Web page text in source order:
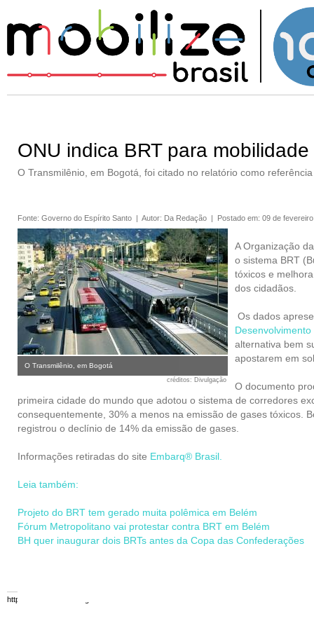
ONU indica BRT para
O Transmilênio, em Bogotá, foi citado no relatório como
Fonte: Governo do Espírito Santo | Autor: Da Redação | Postado em: 09 de
O Transmilênio, em Bogotá
créditos: Divulgação
A Organização
o sistema BRT
tóxicos e
dos cidadãos.
Os dados
alternativa bem
apostarem em
O documento
primeira cidade do mundo que adotou o sistema de corredores
consequentemente, 30% a menos na emissão de gases tóxicos.
registrou o declínio de 14% da emissão de gases.
Informações retiradas do site Embarq® Brasil.
Leia também:
Projeto do BRT tem gerado muita polêmica em Belém
Fórum Metropolitano vai protestar contra BRT em Belém
BH quer inaugurar dois BRTs antes da Copa das Confederações
https://www.mobilize.org.br/ - 08/08/2026 17:44:38